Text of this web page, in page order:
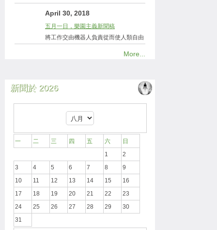
April 30, 2018
五月一日，樂園主義新聞稿
將工作交由機器人負責從而使人類自由
More...
新聞於 2026
一 二 三 四 五 六
日
1
2
3
4 5 6 7 8
9
10
11 12 13 14 15
16
17
18 19 20 21 22
23
24
25 26 27 28 29
30
31